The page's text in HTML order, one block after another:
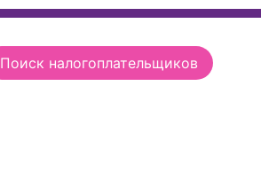
Поиск налогоплательщиков